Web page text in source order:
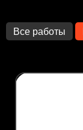
Все работы